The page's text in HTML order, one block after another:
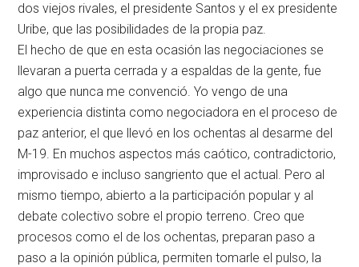
dos viejos rivales, el presidente Santos y el ex presidente
Uribe, que las posibilidades de la propia paz.
El hecho de que en esta ocasión las negociaciones se
llevaran a puerta cerrada y a espaldas de la gente, fue
algo que nunca me convenció. Yo vengo de una
experiencia distinta como negociadora en el proceso de
paz anterior, el que llevó en los ochentas al desarme del
M-19. En muchos aspectos más caótico, contradictorio,
improvisado e incluso sangriento que el actual. Pero al
mismo tiempo, abierto a la participación popular y al
debate colectivo sobre el propio terreno. Creo que
procesos como el de los ochentas, preparan paso a
paso a la opinión pública, permiten tomarle el pulso, la